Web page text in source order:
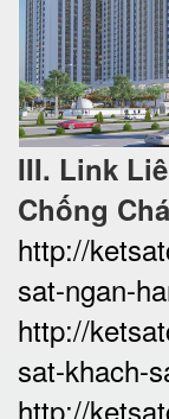
III. Link
Chống
http://
sat-ngan-
http://
sat-khach-
http://